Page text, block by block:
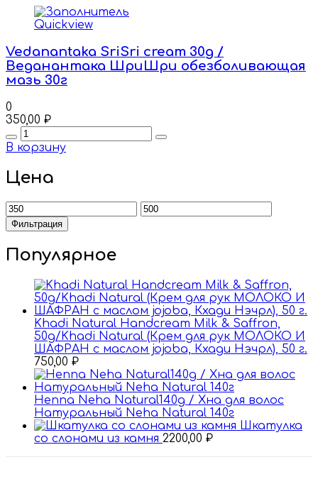
Quickview
Vedanantaka SriSri cream 30g /
Веданантака ШриШри обезболивающая
мазь 30г
0
350,00 ₽
Quantity
В корзину
Цена
Минимальная
цена
Максимальная
цена
Фильтрация
Популярное
Khadi Natural Handcream Milk & Saffron,
50g/Khadi Natural (Крем для рук МОЛОКО И
ШАФРАН с маслом jojoba, Кхади Нэчрл), 50 г.
750,00 ₽
Henna Neha Natural140g / Хна для волос
Натуральный Nehа Natural 140г
Шкатулка
со слонами из камня 2200,00 ₽